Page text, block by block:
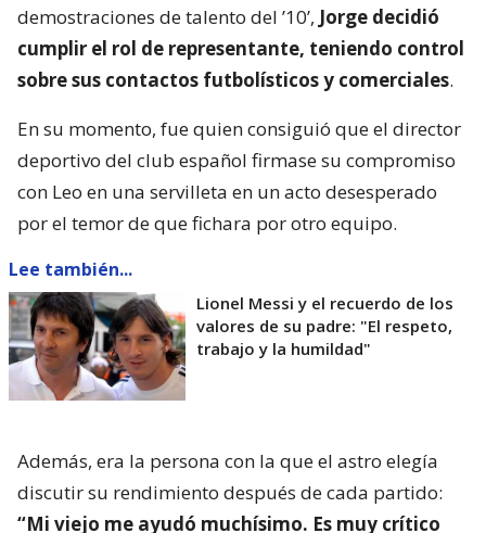
demostraciones de talento del ’10’, Jorge decidió
cumplir el rol de representante, teniendo control
sobre sus contactos futbolísticos y comerciales.
En su momento, fue quien consiguió que el director
deportivo del club español firmase su compromiso
con Leo en una servilleta en un acto desesperado
por el temor de que fichara por otro equipo.
Lee también...
Lionel Messi y el recuerdo de los
valores de su padre: "El respeto,
trabajo y la humildad"
Además, era la persona con la que el astro elegía
discutir su rendimiento después de cada partido:
“Mi viejo me ayudó muchísimo. Es muy crítico